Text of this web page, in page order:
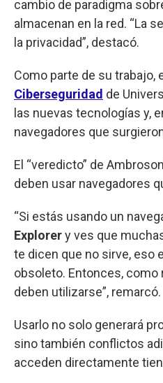
cambio de paradigma
almacenan en la red. “La
la privacidad”, destacó.
Como parte de su trabajo,
Ciberseguridad de
las nuevas tecnologías y,
navegadores que
El “veredicto” de
deben usar navegadores
“Si estás usando un
Explorery ves que
te dicen que no sirve, eso
obsoleto. Entonces, como
deben utilizarse”, remarcó.
Usarlo no solo generará
sino también conflictos
acceden directamente